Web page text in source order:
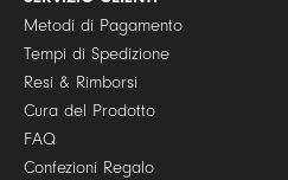
*
Metodi di Pagamento
Tempi di Spedizione
Resi & Rimborsi
Cura del Prodotto
FAQ
Confezioni Regalo